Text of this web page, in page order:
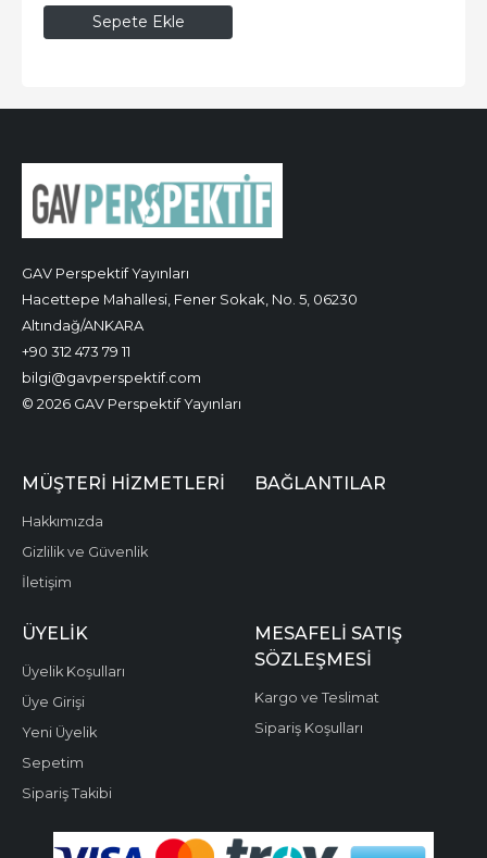
Sepete Ekle
GAV Perspektif Yayınları
Hacettepe Mahallesi, Fener Sokak, No. 5, 06230
Altındağ/ANKARA
+90 312 473 79 11
bilgi@gavperspektif.com
© 2026 GAV Perspektif Yayınları
MÜŞTERI HIZMETLERI
Hakkımızda
Gizlilik ve Güvenlik
İletişim
BAĞLANTILAR
ÜYELIK
Üyelik Koşulları
Üye Girişi
Yeni Üyelik
Sepetim
Sipariş Takibi
MESAFELI SATIŞ
SÖZLEŞMESI
Kargo ve Teslimat
Sipariş Koşulları